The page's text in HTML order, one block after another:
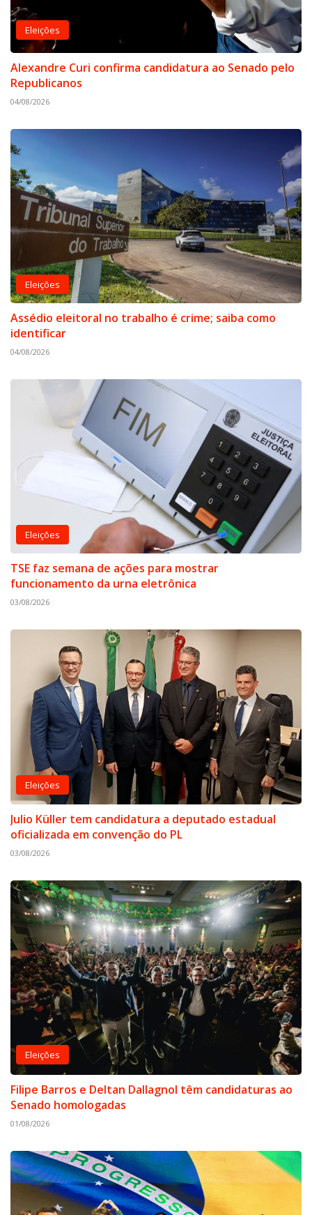
Eleições
Alexandre Curi confirma candidatura ao Senado pelo
Republicanos
04/08/2026
Eleições
Assédio eleitoral no trabalho é crime; saiba como
identificar
04/08/2026
Eleições
TSE faz semana de ações para mostrar
funcionamento da urna eletrônica
03/08/2026
Eleições
Julio Küller tem candidatura a deputado estadual
oficializada em convenção do PL
03/08/2026
Eleições
Filipe Barros e Deltan Dallagnol têm candidaturas ao
Senado homologadas
01/08/2026